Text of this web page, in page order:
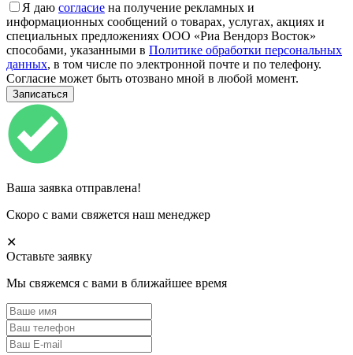
Я даю согласие на получение рекламных и
информационных сообщений о товарах, услугах, акциях и
специальных предложениях ООО «Риа Вендорз Восток»
способами, указанными в Политике обработки персональных
данных, в том числе по электронной почте и по телефону.
Согласие может быть отозвано мной в любой момент.
Ваша заявка отправлена!
Скоро с вами свяжется наш менеджер
✕
Оставьте заявку
Мы свяжемся с вами в ближайшее время